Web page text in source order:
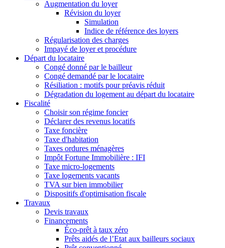
Augmentation du loyer
Révision du loyer
Simulation
Indice de référence des loyers
Régularisation des charges
Impayé de loyer et procédure
Départ du locataire
Congé donné par le bailleur
Congé demandé par le locataire
Résiliation : motifs pour préavis réduit
Dégradation du logement au départ du locataire
Fiscalité
Choisir son régime foncier
Déclarer des revenus locatifs
Taxe foncière
Taxe d'habitation
Taxes ordures ménagères
Impôt Fortune Immobilière : IFI
Taxe micro-logements
Taxe logements vacants
TVA sur bien immobilier
Dispositifs d'optimisation fiscale
Travaux
Devis travaux
Financements
Éco-prêt à taux zéro
Prêts aidés de l’Etat aux bailleurs sociaux